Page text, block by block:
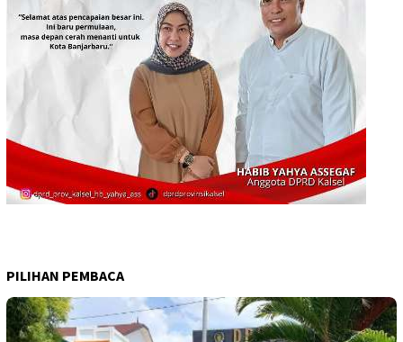
PILIHAN PEMBACA